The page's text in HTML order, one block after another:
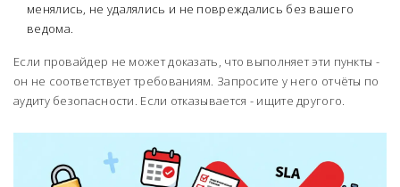
менялись, не удалялись и не повреждались без вашего
ведома.
Если провайдер не может доказать, что выполняет эти пункты -
он не соответствует требованиям. Запросите у него отчёты по
аудиту безопасности. Если отказывается - ищите другого.